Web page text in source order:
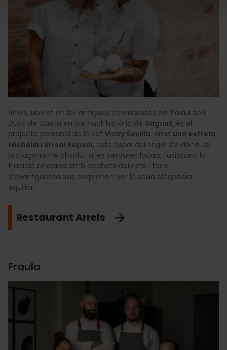
Arrels, ubicat en les antigues cavallerisses del Palau dels
Ducs de Gaeta en ple nucli històric de Sagunt, és el
projecte personal de la xef Vicky Sevilla. Amb una estrela
Michelin i un sol Repsol, este espai del segle XVI dona un
protagonisme absolut a les verdures locals, fusionant la
tradició arrelada amb acabats delicats i tocs
d’avantguarda que sorprenen per la seua elegància i
equilibri.
Restaurant Arrels
Fraula